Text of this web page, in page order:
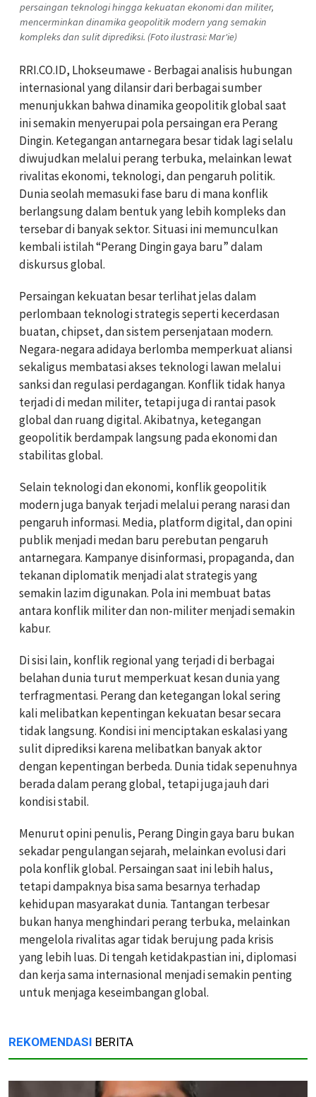
persaingan teknologi hingga kekuatan ekonomi dan militer,
mencerminkan dinamika geopolitik modern yang semakin
kompleks dan sulit diprediksi. (Foto ilustrasi: Mar'ie)
RRI.CO.ID, Lhokseumawe - Berbagai analisis hubungan
internasional yang dilansir dari berbagai sumber
menunjukkan bahwa dinamika geopolitik global saat
ini semakin menyerupai pola persaingan era Perang
Dingin. Ketegangan antarnegara besar tidak lagi selalu
diwujudkan melalui perang terbuka, melainkan lewat
rivalitas ekonomi, teknologi, dan pengaruh politik.
Dunia seolah memasuki fase baru di mana konflik
berlangsung dalam bentuk yang lebih kompleks dan
tersebar di banyak sektor. Situasi ini memunculkan
kembali istilah “Perang Dingin gaya baru” dalam
diskursus global.
Persaingan kekuatan besar terlihat jelas dalam
perlombaan teknologi strategis seperti kecerdasan
buatan, chipset, dan sistem persenjataan modern.
Negara-negara adidaya berlomba memperkuat aliansi
sekaligus membatasi akses teknologi lawan melalui
sanksi dan regulasi perdagangan. Konflik tidak hanya
terjadi di medan militer, tetapi juga di rantai pasok
global dan ruang digital. Akibatnya, ketegangan
geopolitik berdampak langsung pada ekonomi dan
stabilitas global.
Selain teknologi dan ekonomi, konflik geopolitik
modern juga banyak terjadi melalui perang narasi dan
pengaruh informasi. Media, platform digital, dan opini
publik menjadi medan baru perebutan pengaruh
antarnegara. Kampanye disinformasi, propaganda, dan
tekanan diplomatik menjadi alat strategis yang
semakin lazim digunakan. Pola ini membuat batas
antara konflik militer dan non-militer menjadi semakin
kabur.
Di sisi lain, konflik regional yang terjadi di berbagai
belahan dunia turut memperkuat kesan dunia yang
terfragmentasi. Perang dan ketegangan lokal sering
kali melibatkan kepentingan kekuatan besar secara
tidak langsung. Kondisi ini menciptakan eskalasi yang
sulit diprediksi karena melibatkan banyak aktor
dengan kepentingan berbeda. Dunia tidak sepenuhnya
berada dalam perang global, tetapi juga jauh dari
kondisi stabil.
Menurut opini penulis, Perang Dingin gaya baru bukan
sekadar pengulangan sejarah, melainkan evolusi dari
pola konflik global. Persaingan saat ini lebih halus,
tetapi dampaknya bisa sama besarnya terhadap
kehidupan masyarakat dunia. Tantangan terbesar
bukan hanya menghindari perang terbuka, melainkan
mengelola rivalitas agar tidak berujung pada krisis
yang lebih luas. Di tengah ketidakpastian ini, diplomasi
dan kerja sama internasional menjadi semakin penting
untuk menjaga keseimbangan global.
REKOMENDASI BERITA